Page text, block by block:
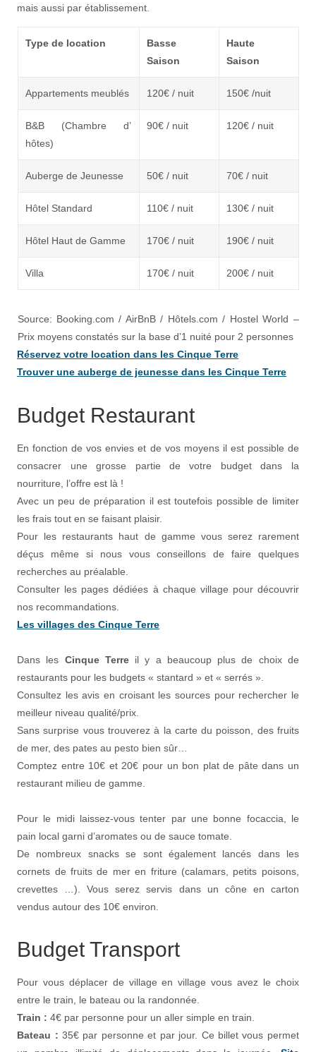
mais aussi par établissement.
Type de location
Basse
Saison
Haute
Saison
Appartements meublés 120€ / nuit 150€ /nuit
B&B (Chambre d’
hôtes)
90€ / nuit 120€ / nuit
Auberge de Jeunesse 50€ / nuit 70€ / nuit
Hôtel Standard 110€ / nuit 130€ / nuit
Hôtel Haut de Gamme 170€ / nuit 190€ / nuit
Villa 170€ / nuit 200€ / nuit
Source: Booking.com / AirBnB / Hôtels.com / Hostel World –
Prix moyens constatés sur la base d’1 nuité pour 2 personnes
Réservez votre location dans les Cinque Terre
Trouver une auberge de jeunesse dans les Cinque Terre
Budget Restaurant
En fonction de vos envies et de vos moyens il est possible de
consacrer une grosse partie de votre budget dans la
nourriture, l’offre est là !
Avec un peu de préparation il est toutefois possible de limiter
les frais tout en se faisant plaisir.
Pour les restaurants haut de gamme vous serez rarement
déçus même si nous vous conseillons de faire quelques
recherches au préalable.
Consulter les pages dédiées à chaque village pour découvrir
nos recommandations.
Les villages des Cinque Terre
Dans les Cinque Terreil y a beaucoup plus de choix de
restaurants pour les budgets « stantard » et « serrés ».
Consultez les avis en croisant les sources pour rechercher le
meilleur niveau qualité/prix.
Sans surprise vous trouverez à la carte du poisson, des fruits
de mer, des pates au pesto bien sûr…
Comptez entre 10€ et 20€ pour un bon plat de pâte dans un
restaurant milieu de gamme.
Pour le midi laissez-vous tenter par une bonne focaccia, le
pain local garni d’aromates ou de sauce tomate.
De nombreux snacks se sont également lancés dans les
cornets de fruits de mer en friture (calamars, petits poisons,
crevettes …). Vous serez servis dans un cône en carton
vendus autour des 10€ environ.
Budget Transport
Pour vous déplacer de village en village vous avez le choix
entre le train, le bateau ou la randonnée.
Train : 4€ par personne pour un aller simple en train.
Bateau : 35€ par personne et par jour. Ce billet vous permet